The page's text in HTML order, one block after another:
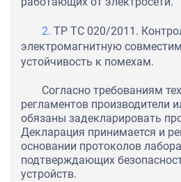
ТР ТС 020/2011.
электромагнитную
устойчивость к помехам.
Согласно требованиям
регламентов производители
обязаны задекларировать
Декларация принимается и
основании протоколов
подтверждающих
устройств.